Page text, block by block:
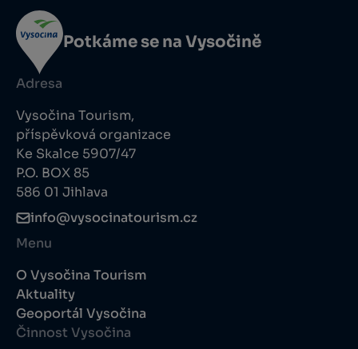
Potkáme se na Vysočině
Adresa
Vysočina Tourism,
příspěvková organizace
Ke Skalce 5907/47
P.O. BOX 85
586 01 Jihlava
info@vysocinatourism.cz
Menu
O Vysočina Tourism
Aktuality
Geoportál Vysočina
Činnost Vysočina